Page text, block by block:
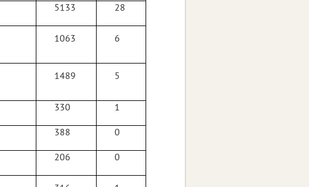
5133 28
1063 6
1489 5
330 1
388 0
206 0